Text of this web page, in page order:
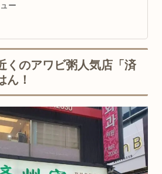
ー
くのアワビ粥人気店「済
ん！